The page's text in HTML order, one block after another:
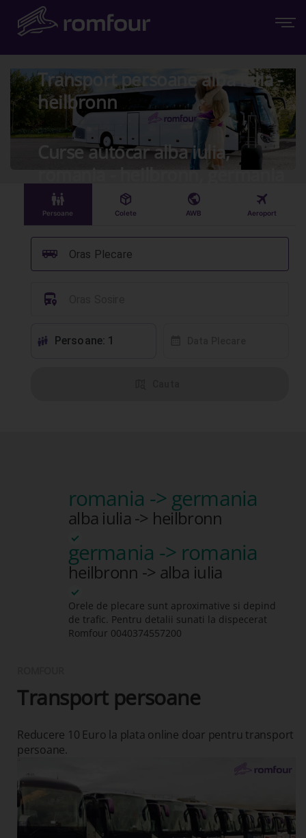
Transport persoane alba iulia -
heilbronn
Curse autocar alba iulia,
romania - heilbronn, germania
󱠣
Persoane
󰏗
Colete
󰇧
AWB
󰀝
Aeroport
Oras Plecare
󰞠
󱈒
󱕱 Persoane: 1
romania -> germania
alba iulia -> heilbronn
germania -> romania
heilbronn -> alba iulia
Orele de plecare sunt aproximative si depind
de trafic. Pentru detalii sunati la dispecerat
Romfour 0040374557200
Transport persoane
Reducere 10 Euro la plata online doar pentru transport
persoane.